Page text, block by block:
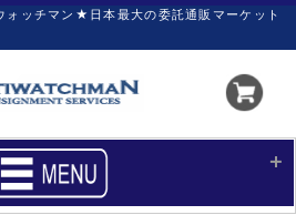
ォッチマン★日本最大の委託通販マーケット